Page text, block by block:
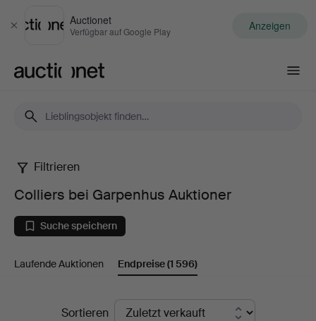
Schließen
Auctionet
Verfügbar auf Google Play Anzeigen
Colliers
bei
Garpenhus
Auktioner
Filtrieren
Colliers bei Garpenhus Auktioner
Suche speichern
Laufende Auktionen Endpreise(1 596)
EndpreiseSortieren